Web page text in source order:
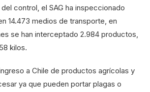
control, el SAG ha inspeccionado
14.473 medios de transporte, en
se han interceptado 2.984 productos,
kilos.
a Chile de productos agrícolas y
ya que pueden portar plagas o